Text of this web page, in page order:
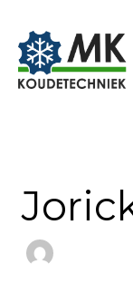
naar
inhoud